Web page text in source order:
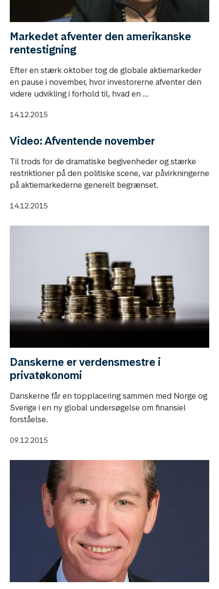
Markedet afventer den amerikanske
rentestigning
Efter en stærk oktober tog de globale aktiemarkeder
en pause i november, hvor investorerne afventer den
videre udvikling i forhold til, hvad en ...
14.12.2015
Video: Afventende november
Til trods for de dramatiske begivenheder og stærke
restriktioner på den politiske scene, var påvirkningerne
på aktiemarkederne generelt begrænset.
14.12.2015
Danskerne er verdensmestre i
privatøkonomi
Danskerne får en topplacering sammen med Norge og
Sverige i en ny global undersøgelse om finansiel
forståelse.
09.12.2015